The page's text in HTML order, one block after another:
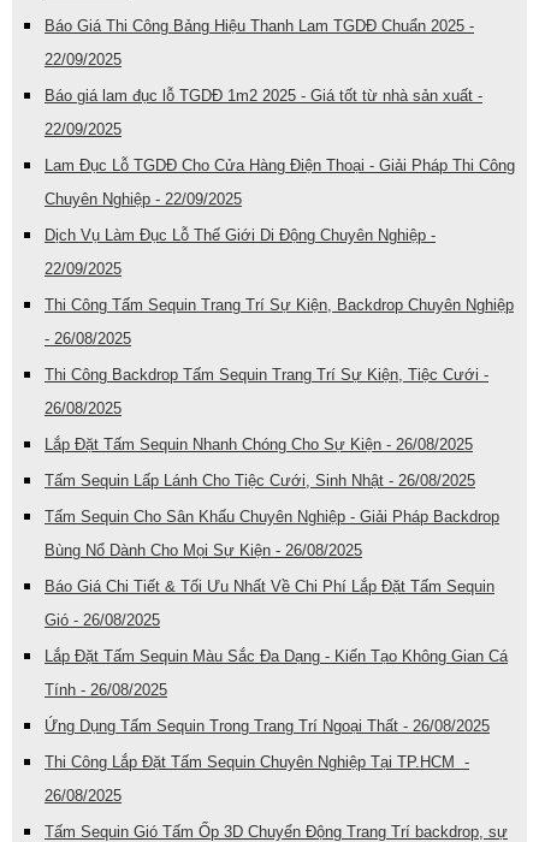
Báo Giá Thi Công Bảng Hiệu Thanh Lam TGDĐ Chuẩn 2025 -
22/09/2025
Báo giá lam đục lỗ TGDĐ 1m2 2025 - Giá tốt từ nhà sản xuất -
22/09/2025
Lam Đục Lỗ TGDĐ Cho Cửa Hàng Điện Thoại - Giải Pháp Thi Công
Chuyên Nghiệp - 22/09/2025
Dịch Vụ Làm Đục Lỗ Thế Giới Di Động Chuyên Nghiệp -
22/09/2025
Thi Công Tấm Sequin Trang Trí Sự Kiện, Backdrop Chuyên Nghiệp
- 26/08/2025
Thi Công Backdrop Tấm Sequin Trang Trí Sự Kiện, Tiệc Cưới -
26/08/2025
Lắp Đặt Tấm Sequin Nhanh Chóng Cho Sự Kiện - 26/08/2025
Tấm Sequin Lấp Lánh Cho Tiệc Cưới, Sinh Nhật - 26/08/2025
Tấm Sequin Cho Sân Khấu Chuyên Nghiệp - Giải Pháp Backdrop
Bùng Nổ Dành Cho Mọi Sự Kiện - 26/08/2025
Báo Giá Chi Tiết & Tối Ưu Nhất Về Chi Phí Lắp Đặt Tấm Sequin
Gió - 26/08/2025
Lắp Đặt Tấm Sequin Màu Sắc Đa Dạng - Kiến Tạo Không Gian Cá
Tính - 26/08/2025
Ứng Dụng Tấm Sequin Trong Trang Trí Ngoại Thất - 26/08/2025
Thi Công Lắp Đặt Tấm Sequin Chuyên Nghiệp Tại TP.HCM -
26/08/2025
Tấm Sequin Gió Tấm Ốp 3D Chuyển Động Trang Trí backdrop, sự